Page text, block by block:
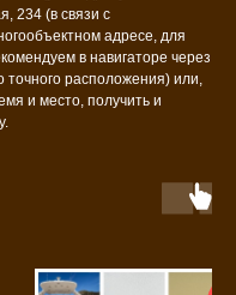
234 (в связи с
адресе, для
в навигаторе через
точного расположения) или,
и место, получить и